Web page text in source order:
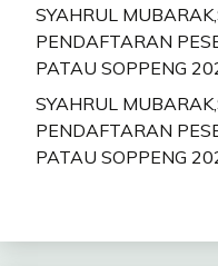
SYAHRUL
PENDAFTARAN
PATAU SOPPENG
SYAHRUL
PENDAFTARAN
PATAU SOPPENG